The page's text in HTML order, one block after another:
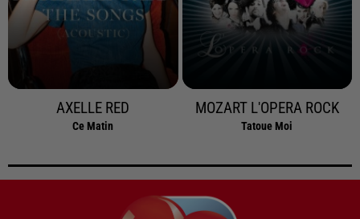
AXELLE RED
Ce Matin
MOZART L'OPERA ROCK
Tatoue Moi